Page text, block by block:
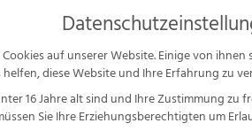
& Sets Messer-Serien
auf unserer Website. Einige von ihnen
diese Website und Ihre Erfahrung zu
16 Jahre alt sind und Ihre Zustimmung zu
Sie Ihre Erziehungsberechtigten um